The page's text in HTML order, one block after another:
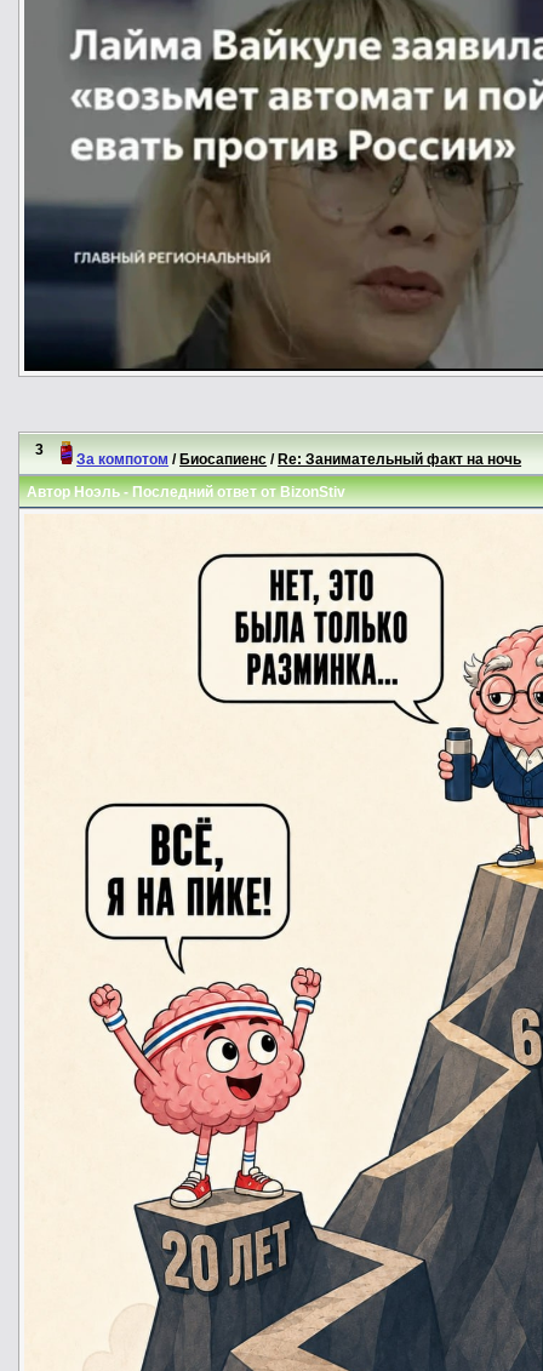
3
За компотом / Биосапиенс / Re: Занимательный факт на ночь
АвторНоэль- Последний ответ отBizonStiv